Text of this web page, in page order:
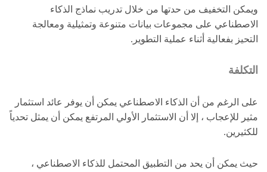
ويمكن التخفيف من حدتها من خلال تدريب نماذج الذكاء
الاصطناعي على مجموعات بيانات متنوعة وتمثيلية ومعالجة
التحيز بفعالية أثناء عملية التطوير.
التكلفة
على الرغم من أن الذكاء الاصطناعي يمكن أن يوفر عائد استثمار
مثير للإعجاب ، إلا أن الاستثمار الأولي المرتفع يمكن أن يمثل تحدياً
للكثيرين.
حيث يمكن أن يحد من التطبيق المحتمل للذكاء الاصطناعي ،